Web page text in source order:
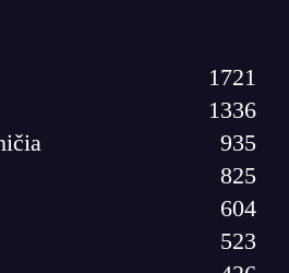
1721
1336
935
825
604
523